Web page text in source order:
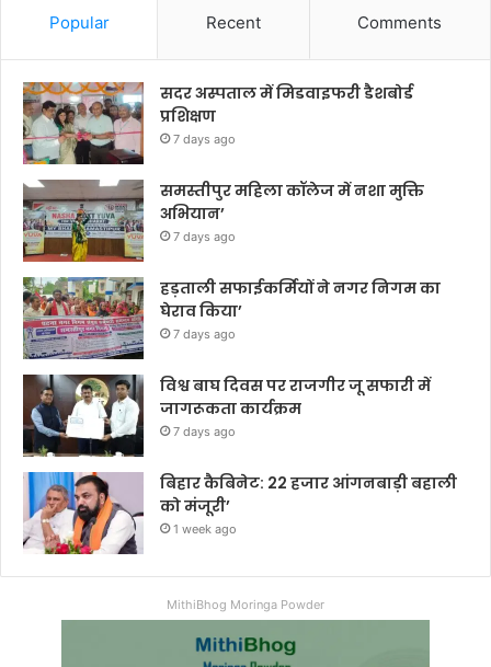
Popular Recent Comments
सदर अस्पताल में मिडवाइफरी डैशबोर्ड
प्रशिक्षण
7 days ago
समस्तीपुर महिला कॉलेज में नशा मुक्ति
अभियान’
7 days ago
हड़ताली सफाईकर्मियों ने नगर निगम का
घेराव किया’
7 days ago
विश्व बाघ दिवस पर राजगीर जू सफारी में
जागरूकता कार्यक्रम
7 days ago
बिहार कैबिनेट: 22 हजार आंगनबाड़ी बहाली
को मंजूरी’
1 week ago
MithiBhog Moringa Powder